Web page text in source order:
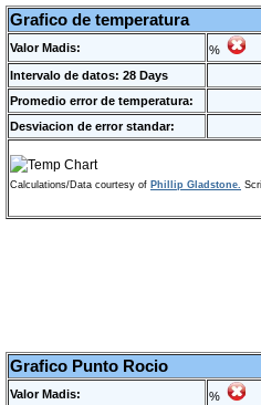
Grafico de temperatura
Valor Madis:
%
Intervalo de datos: 28 Days
Promedio error de temperatura:
Desviacion de error standar:
Calculations/Data courtesy of Phillip Gladstone.
Grafico Punto Rocio
Valor Madis:
%